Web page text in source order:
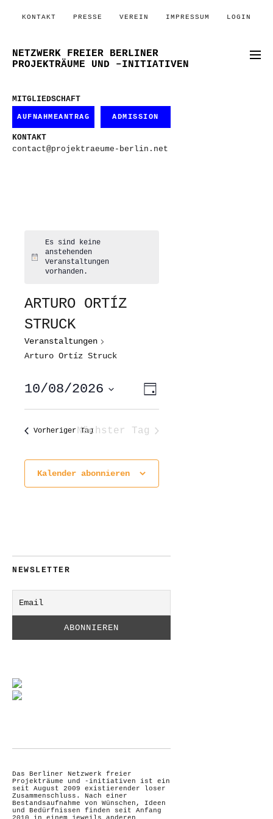
KONTAKT PRESSE VEREIN IMPRESSUM LOGIN
NETZWERK FREIER BERLINER
PROJEKTRÄUME UND –INITIATIVEN
MITGLIEDSCHAFT
AUFNAHMEANTRAG ADMISSION
KONTAKT
contact@projektraeume-berlin.net
Hinweis
Es sind keine
anstehenden
Veranstaltungen
vorhanden.
ARTURO ORTÍZ
STRUCK
Veranstaltungen
Arturo Ortíz Struck
ANSICHTEN-
NAVIGATION
VERANSTALTUNG
ANSICHTEN-
Tag
10/08/2026
wählen.
Vorheriger TagNächster Tag
Kalender abonnieren
NEWSLETTER
Das Berliner Netzwerk freier
Projekträume und -initiativen ist ein
seit August 2009 existierender loser
Zusammenschluss. Nach einer
Bestandsaufnahme von Wünschen, Ideen
und Bedürfnissen finden seit Anfang